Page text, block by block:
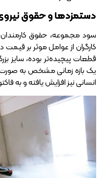
دستمزدها و حقوق
سود مجموعه، حقوق
کارگران از عوامل موثر بر
قطعات پیچیده‌تر بوده، سایز
یک بازه زمانی مشخص به صورت
انسانی نیز افزایش یافته و به